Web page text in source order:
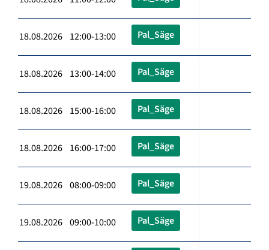
18.08.2026 12:00-13:00 Pal_Säge
18.08.2026 13:00-14:00 Pal_Säge
18.08.2026 15:00-16:00 Pal_Säge
18.08.2026 16:00-17:00 Pal_Säge
19.08.2026 08:00-09:00 Pal_Säge
19.08.2026 09:00-10:00 Pal_Säge